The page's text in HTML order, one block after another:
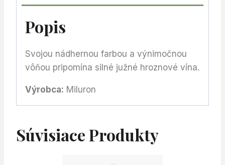
Popis
Svojou nádhernou farbou a výnimočnou
vôňou pripomína silné južné hroznové vína.
Výrobca: Miluron
Súvisiace Produkty